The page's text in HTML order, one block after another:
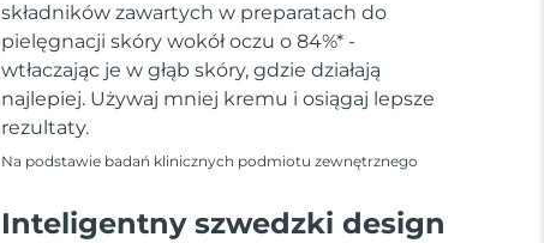
składników zawartych w preparatach do
pielęgnacji skóry wokół oczu o 84%* -
wtłaczając je w głąb skóry, gdzie działają
najlepiej. Używaj mniej kremu i osiągaj lepsze
rezultaty.
Na podstawie badań klinicznych podmiotu zewnętrznego
Inteligentny szwedzki design